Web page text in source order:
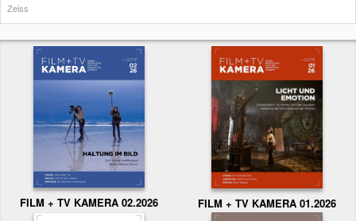
Zeiss
FILM + TV KAMERA 02.2026 FILM + TV KAMERA 01.2026